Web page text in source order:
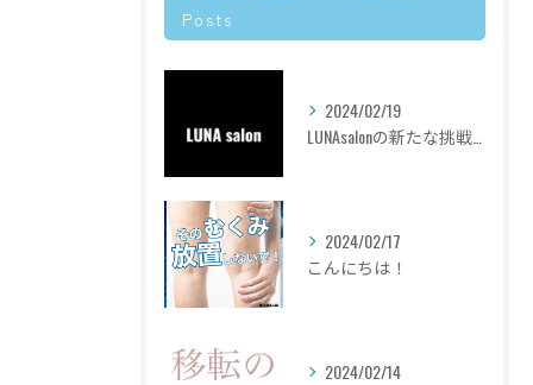
Posts
2024/02/19
2024/02/17
こんにちは！
2024/02/14